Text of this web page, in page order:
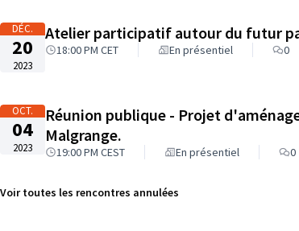
DÉC.
20
2023
Atelier participatif autour du futur
18:00 PM CET En présentiel 0
OCT.
04
2023
Réunion publique - Projet
Malgrange.
19:00 PM CEST En présentiel 0
Voir toutes les rencontres annulées